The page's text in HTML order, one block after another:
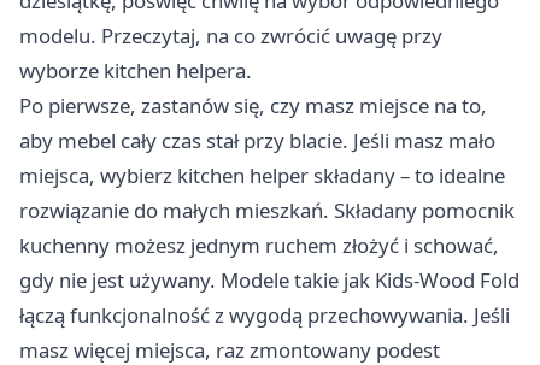
modelu. Przeczytaj, na co zwrócić uwagę przy
wyborze kitchen helpera.
Po pierwsze, zastanów się, czy masz miejsce na to,
aby mebel cały czas stał przy blacie. Jeśli masz mało
miejsca, wybierz kitchen helper składany – to idealne
rozwiązanie do małych mieszkań. Składany pomocnik
kuchenny możesz jednym ruchem złożyć i schować,
gdy nie jest używany. Modele takie jak Kids-Wood Fold
łączą funkcjonalność z wygodą przechowywania. Jeśli
masz więcej miejsca, raz zmontowany podest